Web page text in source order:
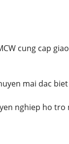
cung cap
mai dac
nghiep ho